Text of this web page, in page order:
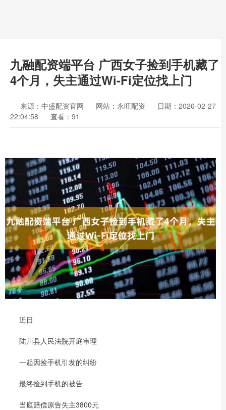
九融配资端平台 广西女子捡到手机藏了
4个月，失主通过Wi-Fi定位找上门
来源：中盛配资官网 网站：永旺配资
日期：2026-02-27
22:04:58
查看：91
近日
陆川县人民法院开庭审理
一起因捡手机引发的纠纷
最终捡到手机的被告
当庭赔偿原告失主3800元